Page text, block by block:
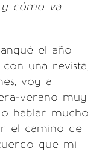
y cómo va
el año
una revista,
voy a
verano muy
hablar mucho
el camino de
que mi